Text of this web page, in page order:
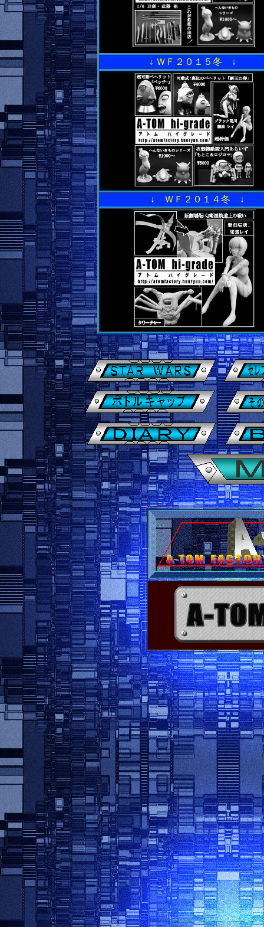
↓ ＷＦ２０１５冬 ↓
↓ ＷＦ２０１４冬 ↓